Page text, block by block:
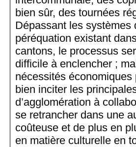
bien sûr, des tournées
Dépassant les systèmes
péréquation existant
cantons, le processus
difficile à enclencher ;
nécessités économiques
bien inciter les
d’agglomération à
se retrancher dans une
coûteuse et de plus en
en matière culturelle en